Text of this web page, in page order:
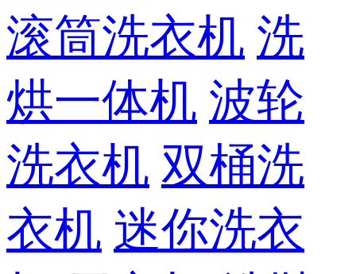
滚筒洗衣机 洗
烘一体机 波轮
洗衣机 双桶洗
衣机 迷你洗衣